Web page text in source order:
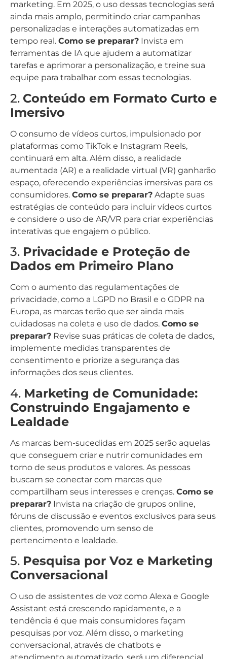
marketing. Em 2025, o uso dessas tecnologias será
ainda mais amplo, permitindo criar campanhas
personalizadas e interações automatizadas em
tempo real. Como se preparar? Invista em
ferramentas de IA que ajudem a automatizar
tarefas e aprimorar a personalização, e treine sua
equipe para trabalhar com essas tecnologias.
2. Conteúdo em Formato Curto e
Imersivo
O consumo de vídeos curtos, impulsionado por
plataformas como TikTok e Instagram Reels,
continuará em alta. Além disso, a realidade
aumentada (AR) e a realidade virtual (VR) ganharão
espaço, oferecendo experiências imersivas para os
consumidores. Como se preparar? Adapte suas
estratégias de conteúdo para incluir vídeos curtos
e considere o uso de AR/VR para criar experiências
interativas que engajem o público.
3. Privacidade e Proteção de
Dados em Primeiro Plano
Com o aumento das regulamentações de
privacidade, como a LGPD no Brasil e o GDPR na
Europa, as marcas terão que ser ainda mais
cuidadosas na coleta e uso de dados. Como se
preparar? Revise suas práticas de coleta de dados,
implemente medidas transparentes de
consentimento e priorize a segurança das
informações dos seus clientes.
4. Marketing de Comunidade:
Construindo Engajamento e
Lealdade
As marcas bem-sucedidas em 2025 serão aquelas
que conseguem criar e nutrir comunidades em
torno de seus produtos e valores. As pessoas
buscam se conectar com marcas que
compartilham seus interesses e crenças. Como se
preparar? Invista na criação de grupos online,
fóruns de discussão e eventos exclusivos para seus
clientes, promovendo um senso de
pertencimento e lealdade.
5. Pesquisa por Voz e Marketing
Conversacional
O uso de assistentes de voz como Alexa e Google
Assistant está crescendo rapidamente, e a
tendência é que mais consumidores façam
pesquisas por voz. Além disso, o marketing
conversacional, através de chatbots e